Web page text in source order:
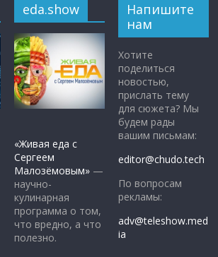
eda.show
«Живая еда с
Сергеем
Малозёмовым» —
научно-
кулинарная
программа о том,
что вредно, а что
полезно.
Напишите
нам
Хотите
поделиться
новостью,
прислать тему
для сюжета? Мы
будем рады
вашим письмам:
editor@chudo.tech
По вопросам
рекламы:
adv@teleshow.med
ia